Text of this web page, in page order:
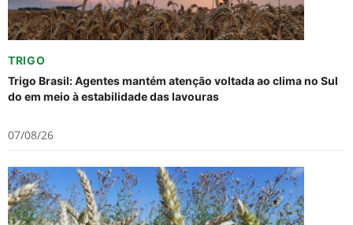
TRIGO
Trigo Brasil: Agentes mantém atenção voltada ao clima no Sul
do em meio à estabilidade das lavouras
07/08/26